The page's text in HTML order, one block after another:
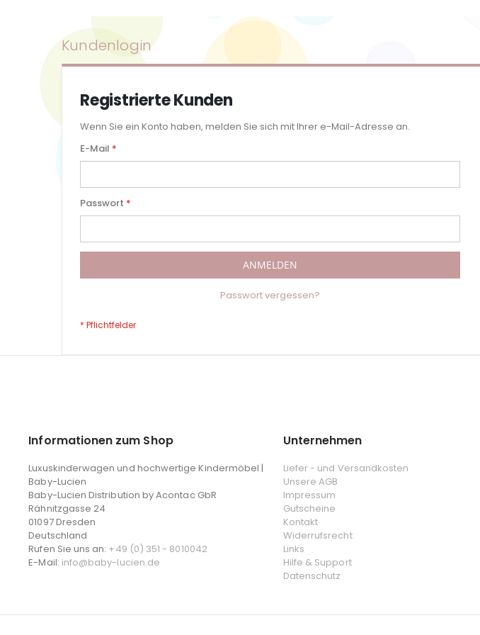
Kundenlogin
Registrierte Kunden
Wenn Sie ein Konto haben, melden Sie sich mit Ihrer e-Mail-Adresse an.
E-Mail
Passwort
ANMELDEN
Passwort vergessen?
Informationen zum Shop
Luxuskinderwagen und hochwertige Kindermöbel |
Baby-Lucien
Baby-Lucien Distribution by Acontac GbR
Rähnitzgasse 24
01097 Dresden
Deutschland
Rufen Sie uns an: +49 (0) 351 - 8010042
E-Mail: info@baby-lucien.de
Unternehmen
Liefer - und Versandkosten
Unsere AGB
Impressum
Gutscheine
Kontakt
Widerrufsrecht
Links
Hilfe & Support
Datenschutz